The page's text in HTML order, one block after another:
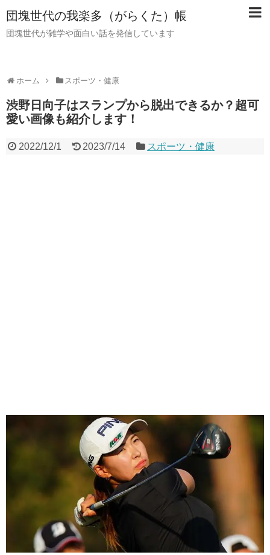
団塊世代の我楽多（がらくた）帳
団塊世代が雑学や面白い話を発信しています
ホーム スポーツ・健康
渋野日向子はスランプから脱出できるか？超可
愛い画像も紹介します！
2022/12/1 2023/7/14 スポーツ・健康